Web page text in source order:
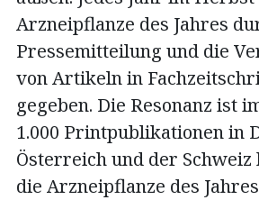
Arzneipflanze des Jahres
Pressemitteilung und die
von Artikeln in
gegeben. Die Resonanz ist
1.000 Printpublikationen in
Österreich und der
die Arzneipflanze des